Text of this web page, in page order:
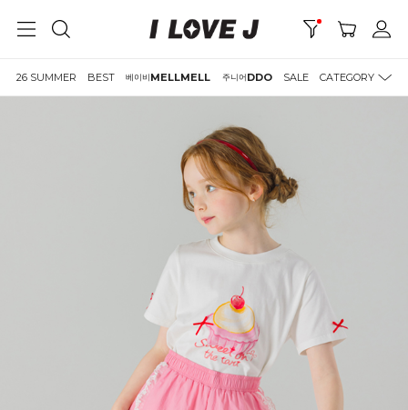
26 SUMMER BEST 베이비MELLMELL 주니어DDO SALE CATEGORY